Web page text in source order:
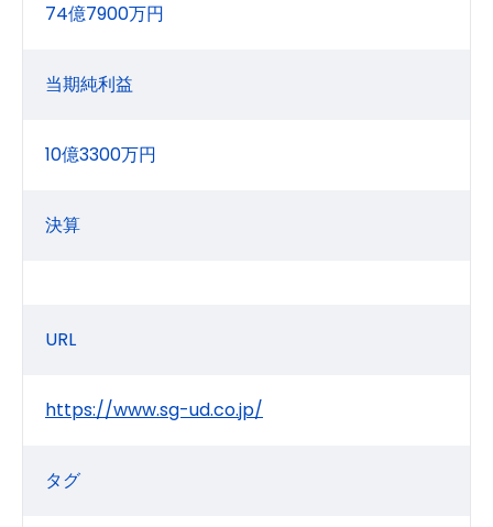
74億7900万円
当期純利益
10億3300万円
決算
URL
https://www.sg-ud.co.jp/
タグ